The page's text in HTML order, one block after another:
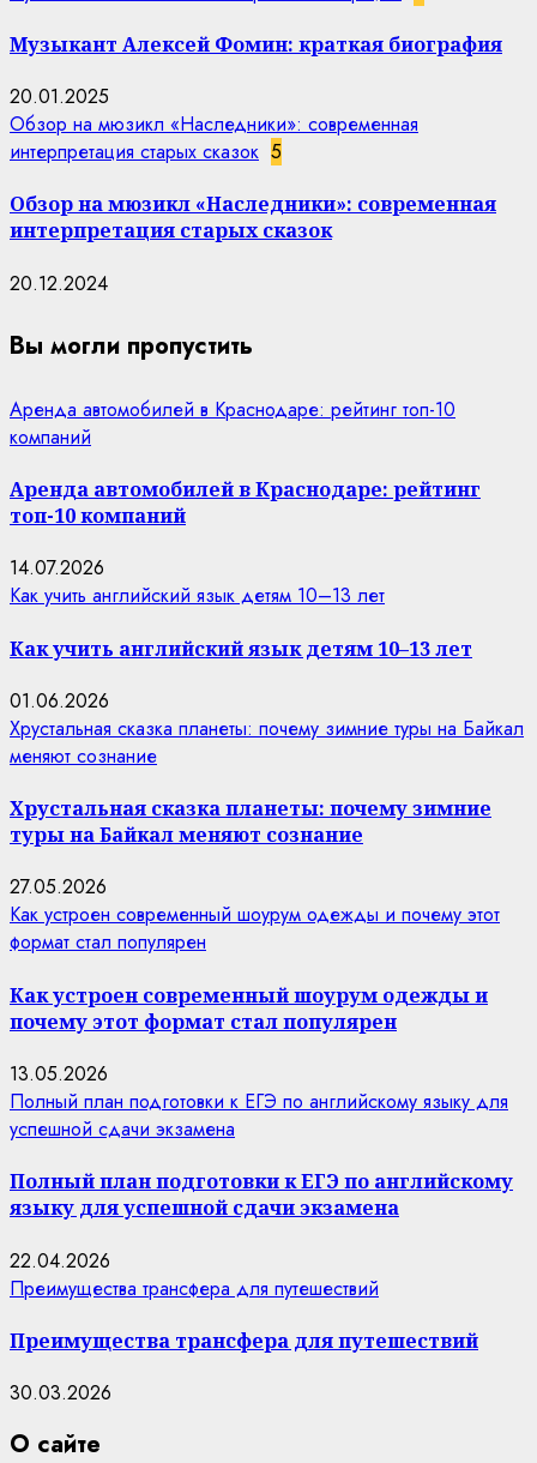
Музыкант Алексей Фомин: краткая биография
20.01.2025
Обзор на мюзикл «Наследники»: современная
интерпретация старых сказок 5
Обзор на мюзикл «Наследники»: современная
интерпретация старых сказок
20.12.2024
Вы могли пропустить
Аренда автомобилей в Краснодаре: рейтинг топ-10
компаний
Аренда автомобилей в Краснодаре: рейтинг
топ-10 компаний
14.07.2026
Как учить английский язык детям 10–13 лет
Как учить английский язык детям 10–13 лет
01.06.2026
Хрустальная сказка планеты: почему зимние туры на Байкал
меняют сознание
Хрустальная сказка планеты: почему зимние
туры на Байкал меняют сознание
27.05.2026
Как устроен современный шоурум одежды и почему этот
формат стал популярен
Как устроен современный шоурум одежды и
почему этот формат стал популярен
13.05.2026
Полный план подготовки к ЕГЭ по английскому языку для
успешной сдачи экзамена
Полный план подготовки к ЕГЭ по английскому
языку для успешной сдачи экзамена
22.04.2026
Преимущества трансфера для путешествий
Преимущества трансфера для путешествий
30.03.2026
О сайте